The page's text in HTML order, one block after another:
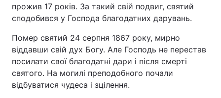
прожив 17 років. За такий свій подвиг, святий
сподобився у Господа благодатних дарувань.
Помер святий 24 серпня 1867 року, мирно
віддавши свій дух Богу. Але Господь не перестав
посилати свої благодатні дари і після смерті
святого. На могилі преподобного почали
відбуватися чудеса і зцілення.